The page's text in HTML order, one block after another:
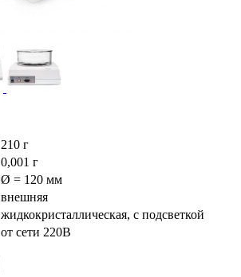
210 г
0,001 г
Ø = 120 мм
внешняя
жидкокристаллическая, с подсветкой
от сети 220В